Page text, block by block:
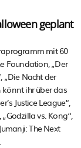
geplant
mit 60
Foundation, „Der
„Die Nacht der
könnt ihr über das
Justice League“,
vs. Kong“,
The Next